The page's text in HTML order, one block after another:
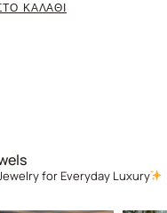
ΚΑΛΑΘΙ
for Everyday Luxury